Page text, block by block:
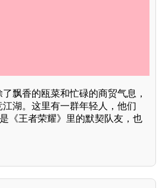
飘香的瓯菜和忙碌的商贸气息，
湖。这里有一群年轻人，他们
《王者荣耀》里的默契队友，也